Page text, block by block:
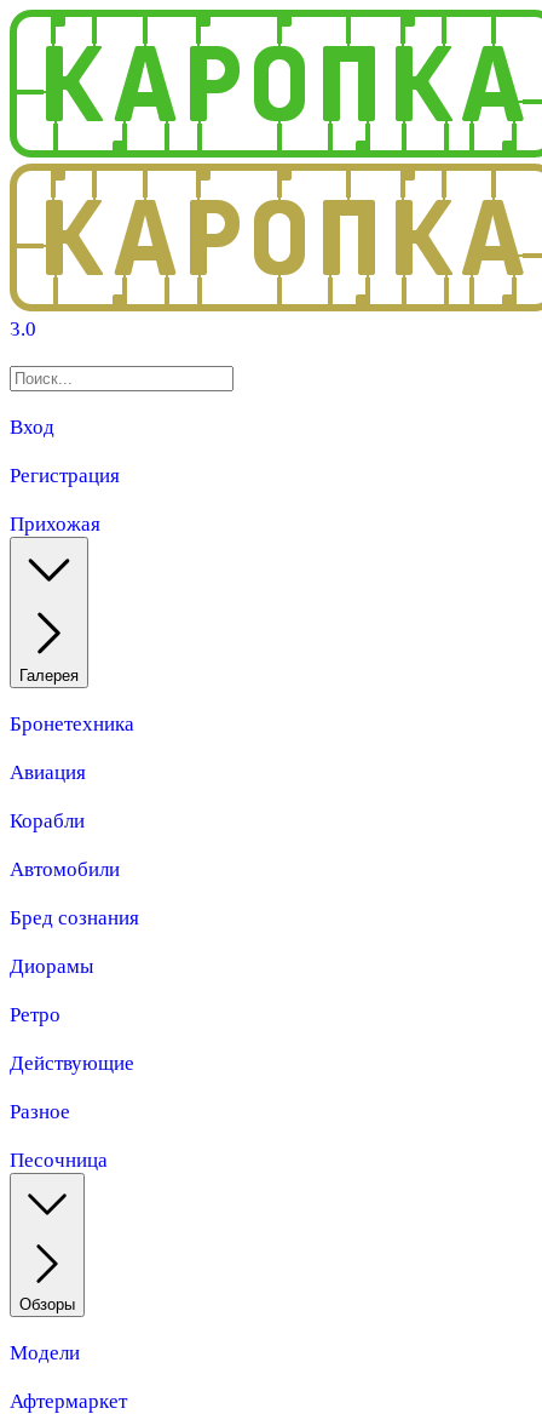
3.0
Вход
Регистрация
Прихожая
Галерея
Бронетехника
Авиация
Корабли
Автомобили
Бред сознания
Диорамы
Ретро
Действующие
Разное
Песочница
Обзоры
Модели
Афтермаркет